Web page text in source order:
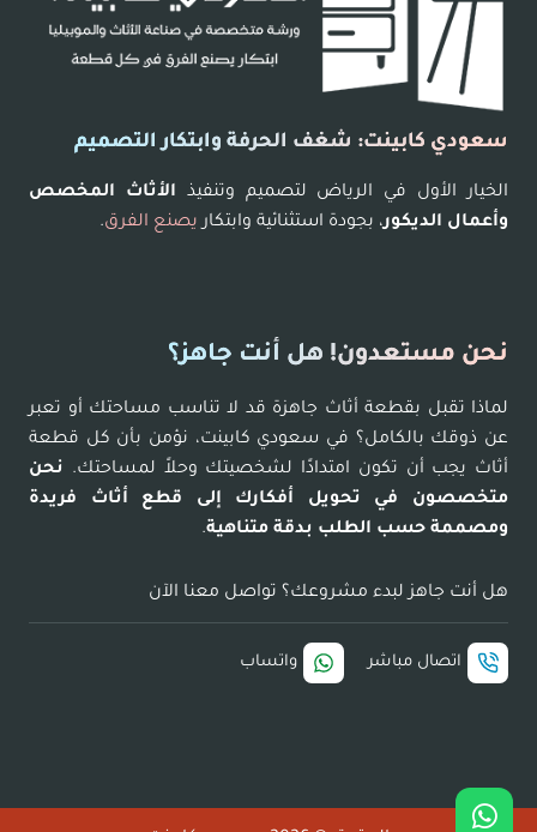
سعودي كابينت: شغف الحرفة وابتكار التصميم
الخيار الأول في الرياض لتصميم وتنفيذ الأثاث المخصص
وأعمال الديكور، بجودة استثنائية وابتكاريصنع الفرق.
نحن مستعدون! هل أنت جاهز؟
لماذا تقبل بقطعة أثاث جاهزة قد لا تناسب مساحتك أو تعبر
عن ذوقك بالكامل؟ في سعودي كابينت، نؤمن بأن كل قطعة
أثاث يجب أن تكون امتدادًا لشخصيتك وحلاً لمساحتك.
نحن
متخصصون في تحويل أفكارك إلى قطع أثاث فريدة
ومصممة حسب الطلب بدقة متناهية.
هل أنت جاهز لبدء مشروعك؟ تواصل معنا الآن
اتصال مباشر واتساب